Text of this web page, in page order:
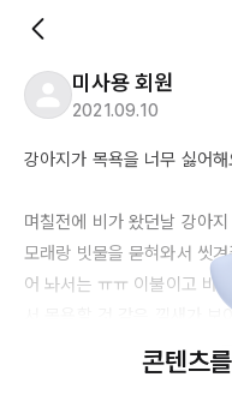
미사용 회원
2021.09.10
강아지가 목욕을 너무 싫어
며칠전에 비가 왔던날 강아
모래랑 빗물을 묻혀와서 씻
어 놔서는 ㅠㅠ 이불이고 바
서 목욕할 것 같은 낌새가
하고나서 간식도 줘보구 케
좀 더 머리를 써서 몰래 욕
콘텐츠